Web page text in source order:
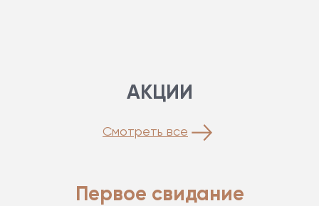
АКЦИИ
Смотреть все
Первое свидание